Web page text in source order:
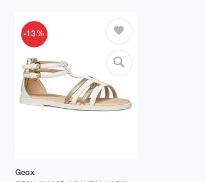
-13%
Geox